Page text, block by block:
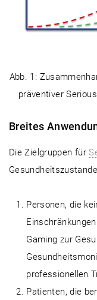
Abb. 1:
präventiver
Breites
Die Zielgruppen für
Personen, die
Gaming zur
professionellen
Patienten, die